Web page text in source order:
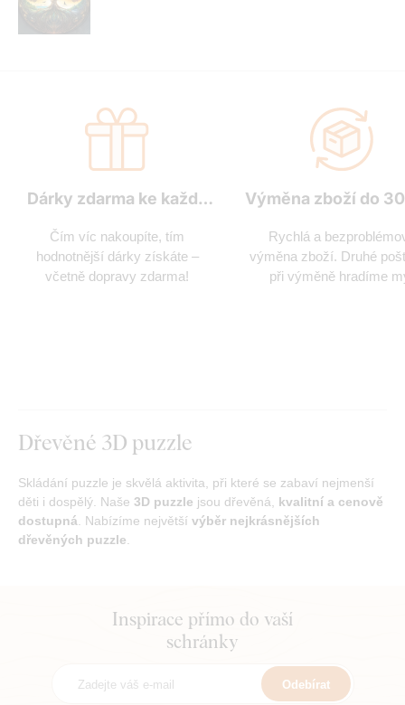
Dárky zdarma ke každé
Čím víc nakoupíte, tím
hodnotnější dárky získáte –
včetně dopravy zdarma!
Výměna zboží do
Rychlá a
výměna zboží. Druhé
při výměně hradíme
Dřevěné 3D puzzle
Skládání puzzle je skvělá aktivita, při které se zabaví nejmenší
děti i dospělý. Naše 3D puzzle jsou dřevěná, kvalitní a cenově
dostupná . Nabízíme největší výběr nejkrásnějších
dřevěných puzzle
Inspirace přímo do vaší
schránky
Odebírat